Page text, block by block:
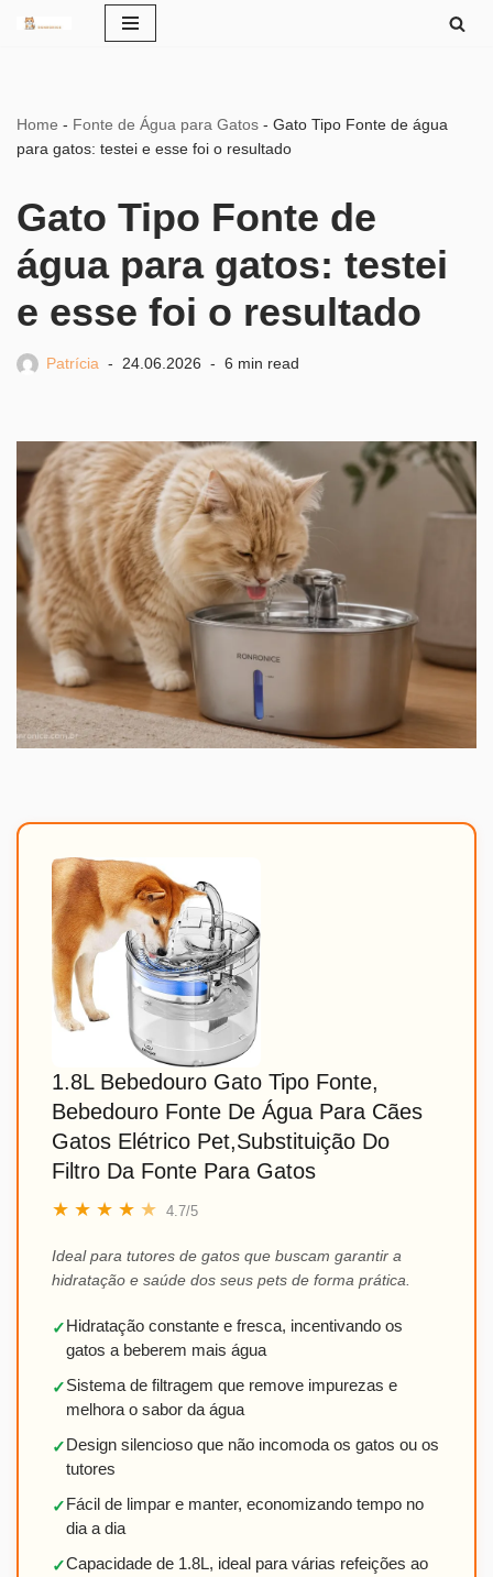
Home - Fonte de Água para Gatos - Gato Tipo Fonte de água
para gatos: testei e esse foi o resultado
Gato Tipo Fonte de
água para gatos: testei
e esse foi o resultado
Patrícia 24.06.2026 6 min read
1.8L Bebedouro Gato Tipo Fonte,
Bebedouro Fonte De Água Para Cães
Gatos Elétrico Pet,Substituição Do
Filtro Da Fonte Para Gatos
★ ★ ★ ★ ★ 4.7/5
Ideal para tutores de gatos que buscam garantir a
hidratação e saúde dos seus pets de forma prática.
✓Hidratação constante e fresca, incentivando os
gatos a beberem mais água
✓Sistema de filtragem que remove impurezas e
melhora o sabor da água
✓Design silencioso que não incomoda os gatos ou os
tutores
✓Fácil de limpar e manter, economizando tempo no
dia a dia
✓Capacidade de 1.8L, ideal para várias refeições ao